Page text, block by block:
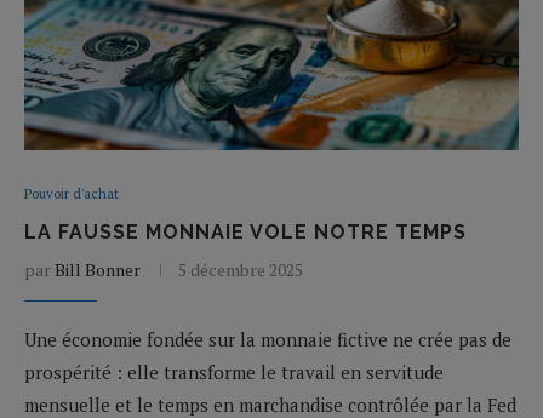
Pouvoir d'achat
LA FAUSSE MONNAIE VOLE NOTRE TEMPS
par Bill Bonner 5 décembre 2025
Une économie fondée sur la monnaie fictive ne crée pas de
prospérité : elle transforme le travail en servitude
mensuelle et le temps en marchandise contrôlée par la Fed